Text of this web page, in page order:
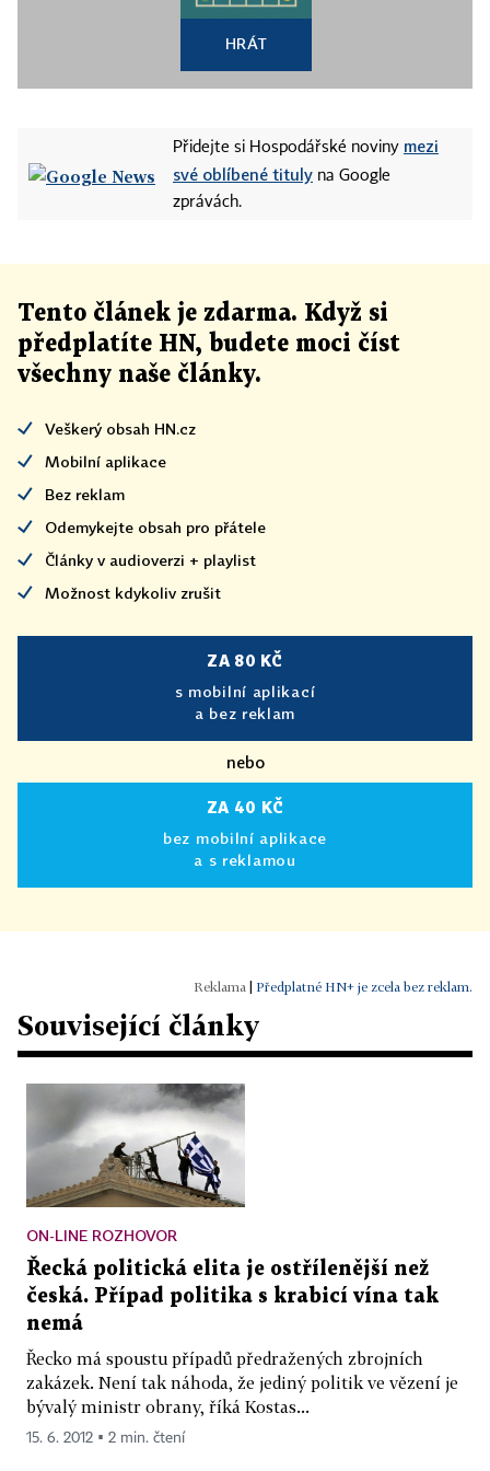
HRÁT
Přidejte si Hospodářské noviny mezi
své oblíbené tituly na Google
zprávách.
Tento článek je zdarma. Když si
předplatíte HN, budete moci číst
všechny naše články.
Veškerý obsah HN.cz
Mobilní aplikace
Bez reklam
Odemykejte obsah pro přátele
Články v audioverzi + playlist
Možnost kdykoliv zrušit
ZA 80 KČ
s mobilní aplikací
a bez reklam
nebo
ZA 40 KČ
bez mobilní aplikace
a s reklamou
Předplatné HN+ je zcela bez reklam.
Související články
ON-LINE ROZHOVOR
Řecká politická elita je ostřílenější než
česká. Případ politika s krabicí vína tak
nemá
Řecko má spoustu případů předražených zbrojních
zakázek. Není tak náhoda, že jediný politik ve vězení je
bývalý ministr obrany, říká Kostas...
15. 6. 2012 ▪ 2 min. čtení